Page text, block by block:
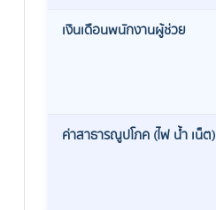
เงินเดือนพนักงานผู้ช่วย
ค่าสาธารณูปโภค (ไฟ น้ำ เน็ต)